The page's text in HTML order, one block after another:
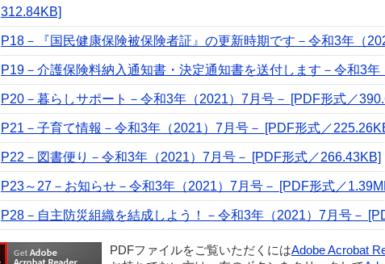
312.84KB]
P18－『国民健康保険被保険者証』の更新時期です－令和3年（
P19－介護保険料納入通知書・決定通知書を送付します－令和3
P20－暮らしサポート－令和3年（2021）7月号－ [PDF形式／
P21－子育て情報－令和3年（2021）7月号－ [PDF形式／
P22－図書便り－令和3年（2021）7月号－ [PDF形式／266.43KB]
P23～27－お知らせ－令和3年（2021）7月号－ [PDF形式／
P28－自主防災組織を結成しよう！－令和3年（2021）7月号－
PDFファイルをご覧いただくにはAdobe Acrobat